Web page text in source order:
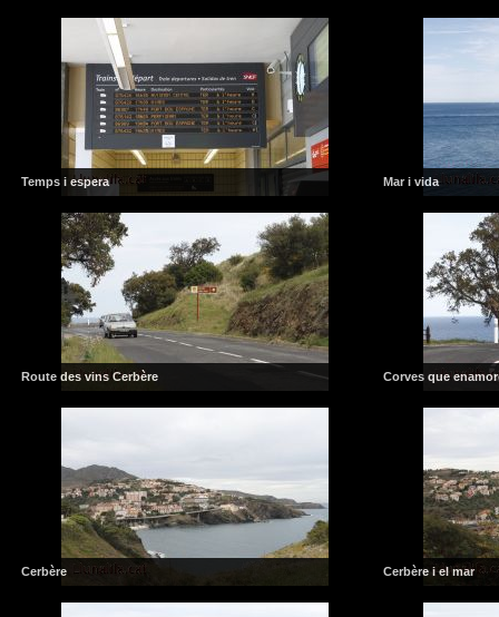
Temps i espera Mar i vida
Route des vins Cerbère Corves que
Cerbère Cerbère i el mar